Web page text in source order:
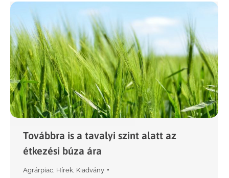
Továbbra is a tavalyi szint alatt az
étkezési búza ára
Agrárpiac Hírek Kiadvány